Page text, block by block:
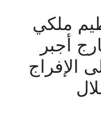
ملكي
أجبر
الإفراج